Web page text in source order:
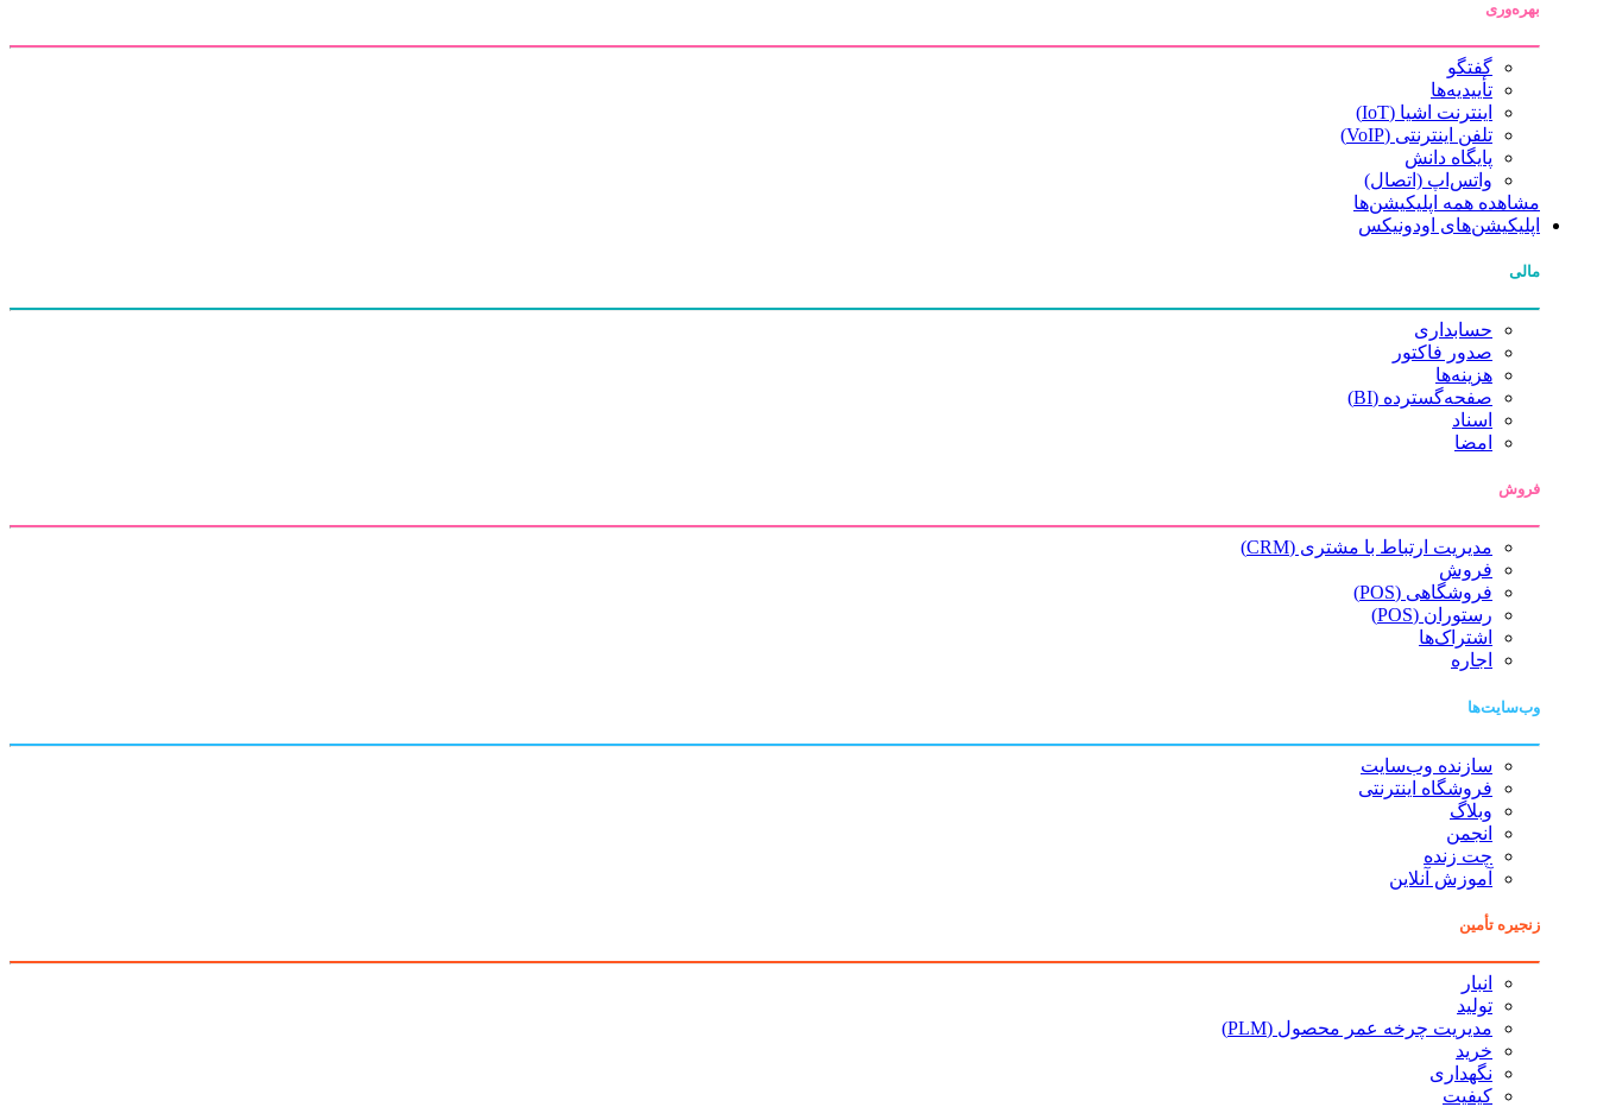
بهره‌وری
گفتگو
تأییدیه‌ها
اینترنت اشیا (IoT)
تلفن اینترنتی (VoIP)
پایگاه دانش
واتس‌اپ (اتصال)
مشاهده همه اپلیکیشن‌ها
اپلیکیشن‌های اودونیکس
مالی
حسابداری
صدور فاکتور
هزینه‌ها
صفحه‌گسترده (BI)
اسناد
امضا
فروش
مدیریت ارتباط با مشتری (CRM)
فروش
فروشگاهی (POS)
رستوران (POS)
اشتراک‌ها
اجاره
وب‌سایت‌ها
سازنده وب‌سایت
فروشگاه اینترنتی
وبلاگ
انجمن
چت زنده
آموزش آنلاین
زنجیره تأمین
انبار
تولید
مدیریت چرخه عمر محصول (PLM)
خرید
نگهداری
کیفیت